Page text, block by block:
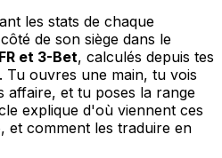
les stats de chaque
de son siège dans le
et 3-Bet, calculés depuis tes
Tu ouvres une main, tu vois
affaire, et tu poses la range
explique d'où viennent ces
et comment les traduire en